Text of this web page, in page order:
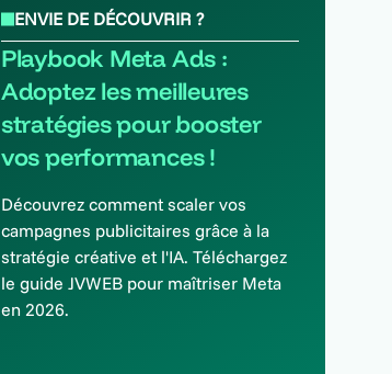
ENVIE DE DÉCOUVRIR ?
Playbook Meta Ads :
Adoptez les meilleures
stratégies pour booster
vos performances !
Découvrez comment scaler vos
campagnes publicitaires grâce à la
stratégie créative et l'IA. Téléchargez
le guide JVWEB pour maîtriser Meta
en 2026.